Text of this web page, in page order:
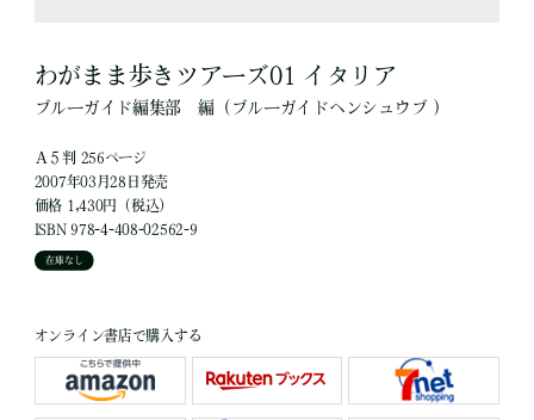
わがまま歩きツアーズ01 イタリア
ブルーガイド編集部 編（ブルーガイドヘンシュウブ ）
Ａ５判 256ページ
2007年03月28日発売
価格 1,430円（税込）
ISBN 978-4-408-02562-9
在庫なし
オンライン書店で購入する